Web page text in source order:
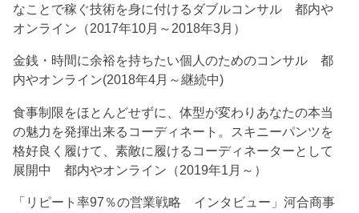
なことで稼ぐ技術を身に付けるダブルコンサル 都内や
オンライン（2017年10月～2018年3月）
金銭・時間に余裕を持ちたい個人のためのコンサル 都
内やオンライン(2018年4月～継続中)
食事制限をほとんどせずに、体型が変わりあなたの本当
の魅力を発揮出来るコーディネート。スキニーパンツを
格好良く履けて、素敵に履けるコーディネーターとして
展開中 都内やオンライン（2019年1月～）
「リピート率97％の営業戦略 インタビュー」河合商事